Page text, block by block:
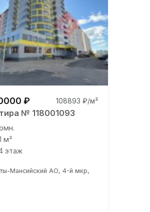
₽ 108893 ₽/м²
№ 118001093
м²
этаж
Мансийский АО, 4-й мкр,